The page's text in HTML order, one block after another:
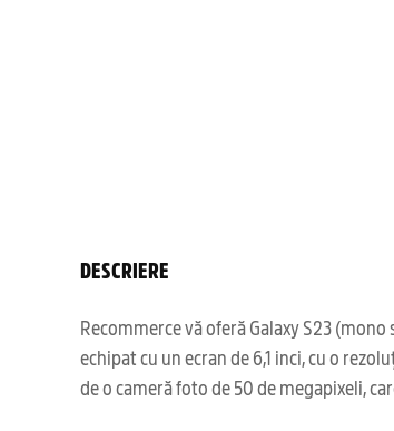
DESCRIERE
Recommerce vă oferă Galaxy S23
echipat cu un ecran de 6,1 inci, cu o
de o cameră foto de 50 de megapixeli,